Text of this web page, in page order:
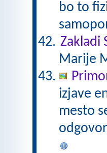
bo to
Zakladi
Marije
izjave
mesto